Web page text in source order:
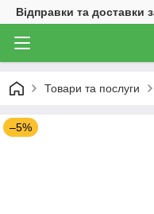
Відправки та доставки
Товари та послуги
–5%